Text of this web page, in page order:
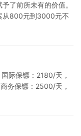
了前所未有的价值。
从800元到3000元不
际保镖：2180/天，
务保镖：2500/天，